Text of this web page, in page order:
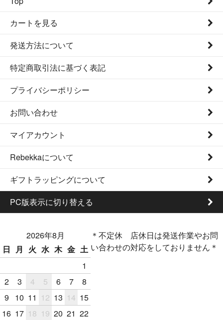
カートを見る
発送方法について
特定商取引法に基づく表記
プライバシーポリシー
お問い合わせ
マイアカウント
Rebekkaについて
ギフトラッピングについて
PC版表示に切り替える
2026年8月
日
月 火 水 木 金 土
1
2
3 4 5 6 7
8
9
10 11 12 13 14 15
16 17 18 19 20 21 22
＊不定休 店休日は発送作業やお問
い合わせの対応をしておりません＊